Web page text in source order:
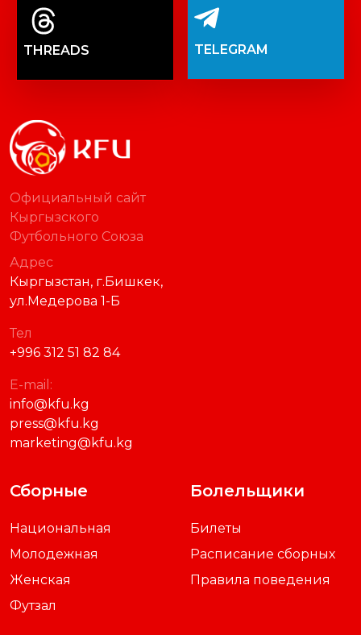
THREADS TELEGRAM
Официальный сайт
Кыргызского
Футбольного Союза
Адрес
Кыргызстан, г.Бишкек,
ул.Медерова 1-Б
Тел
+996 312 51 82 84
E-mail:
info@kfu.kg
press@kfu.kg
marketing@kfu.kg
Сборные
Национальная
Молодежная
Женская
Футзал
Болельщики
Билеты
Расписание сборных
Правила поведения